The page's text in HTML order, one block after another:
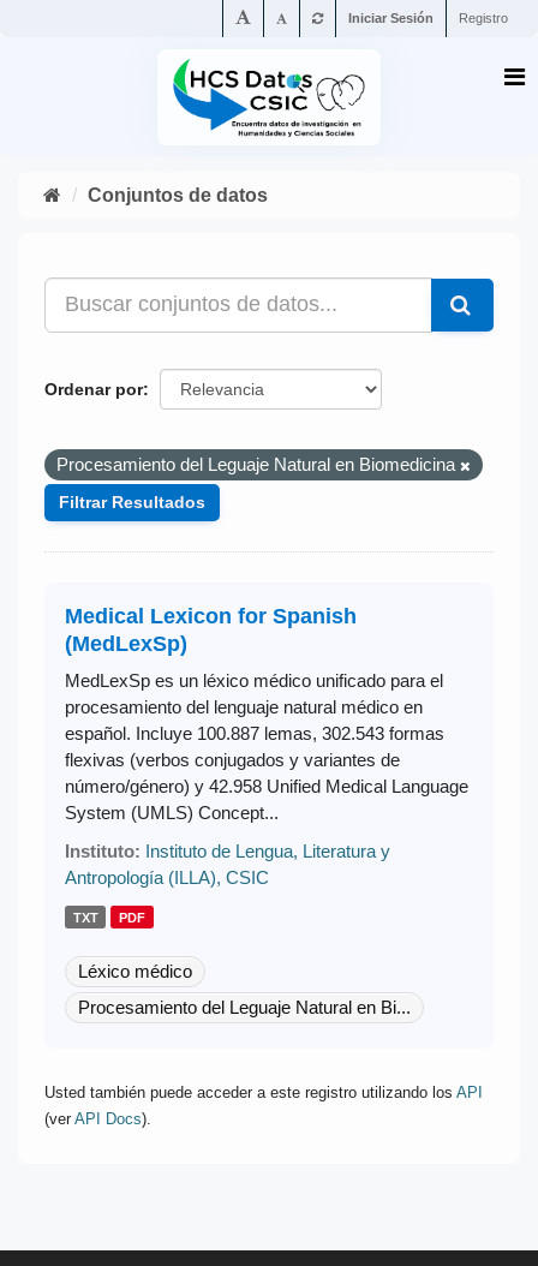
Iniciar Sesión Registro
Conjuntos de datos
Ordenar por
Procesamiento del Leguaje Natural en Biomedicina
Filtrar Resultados
Medical Lexicon for Spanish
(MedLexSp)
MedLexSp es un léxico médico unificado para el
procesamiento del lenguaje natural médico en
español. Incluye 100.887 lemas, 302.543 formas
flexivas (verbos conjugados y variantes de
número/género) y 42.958 Unified Medical Language
System (UMLS) Concept...
Instituto: Instituto de Lengua, Literatura y
Antropología (ILLA), CSIC
TXT PDF
Léxico médico
Procesamiento del Leguaje Natural en Bi...
Usted también puede acceder a este registro utilizando los API
(ver API Docs).